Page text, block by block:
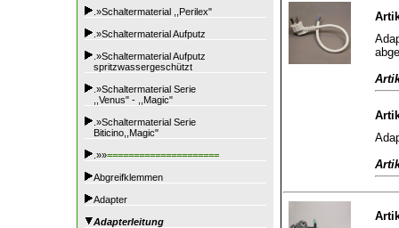
.»Schaltermaterial ,,Perilex"
.»Schaltermaterial Aufputz
.»Schaltermaterial Aufputz
spritzwassergeschützt
.»Schaltermaterial Serie
,,Venus" - ,,Magic"
.»Schaltermaterial Serie
Biticino,,Magic"
.»»=====================
Abgreifklemmen
Adapter
Adapterleitung